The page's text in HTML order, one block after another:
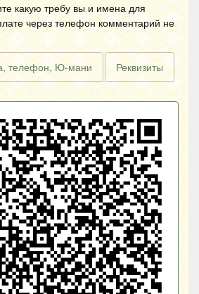
какую требу вы и имена для
через телефон комментарий не
телефон, Ю-мани Реквизиты